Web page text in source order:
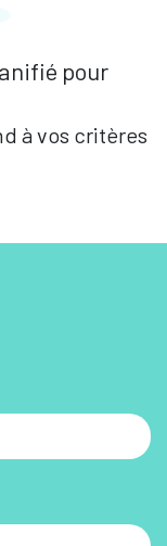
pour
à vos critères